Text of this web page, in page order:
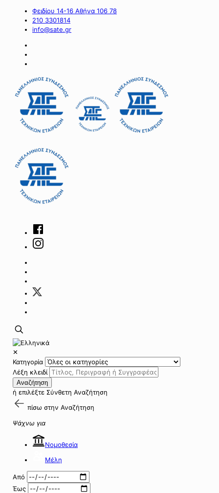
Φειδίου 14-16 Αθήνα 106 78
210 3301814
info@sate.gr
✕
Κατηγορία
Λέξη κλειδί
Αναζήτηση
ή επιλέξτε Σύνθετη Αναζήτηση
πίσω στην Αναζήτηση
Ψάχνω για
Νομοθεσία
Μέλη
Από
Έως